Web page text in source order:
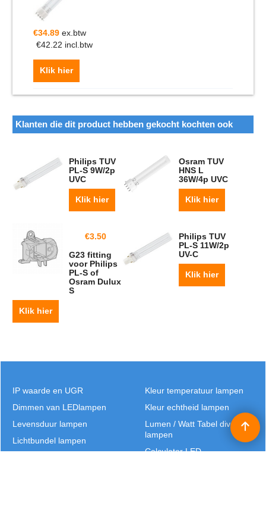
€34.89 ex.btw
€42.22 incl.btw
Klik hier
Klanten die dit product hebben gekocht kochten ook
Philips TUV
PL-S 9W/2p
UVC
Klik hier
Osram TUV
HNS L
36W/4p UVC
Klik hier
€3.50
G23 fitting
voor Philips
PL-S of
Osram Dulux
S
Klik hier
Philips TUV
PL-S 11W/2p
UV-C
Klik hier
Kleur temperatuur lampen
Kleur echtheid lampen
Lumen / Watt Tabel diverse
lampen
Calculator LED
IP waarde en UGR
Dimmen van LEDlampen
Levensduur lampen
Lichtbundel lampen